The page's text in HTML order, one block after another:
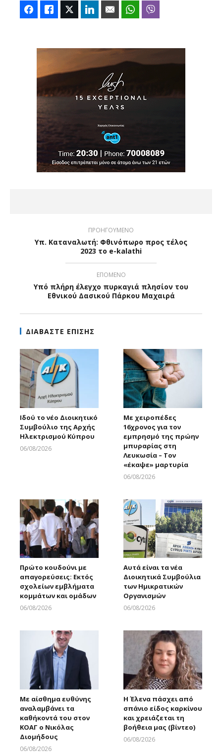
FacebookLike Twitter LinkedIn Email WhatsApp
ΠΡΟΗΓΟΥΜΕΝΟ
Υπ. Καταναλωτή: Φθινόπωρο προς τέλος
2023 το e-kalathi
ΕΠΟΜΕΝΟ
Υπό πλήρη έλεγχο πυρκαγιά πλησίον του
Εθνικού Δασικού Πάρκου Μαχαιρά
ΔΙΑΒΑΣΤΕ ΕΠΙΣΗΣ
Ιδού το νέο Διοικητικό
Συμβούλιο της Αρχής
Ηλεκτρισμού Κύπρου
06/08/2026
Με χειροπέδες
16χρονος για τον
εμπρησμό της πρώην
μπυραρίας στη
Λευκωσία – Τον
«έκαψε» μαρτυρία
06/08/2026
Πρώτο κουδούνι με
απαγορεύσεις: Εκτός
σχολείων εμβλήματα
κομμάτων και ομάδων
06/08/2026
Αυτά είναι τα νέα
Διοικητικά Συμβούλια
των Ημικρατικών
Οργανισμών
06/08/2026
Με αίσθημα ευθύνης
αναλαμβάνει τα
καθήκοντά του στον
ΚΟΑΓ ο Νικόλας
Διομήδους
06/08/2026
Η Έλενα πάσχει από
σπάνιο είδος καρκίνου
και χρειάζεται τη
βοήθεια μας (βίντεο)
06/08/2026